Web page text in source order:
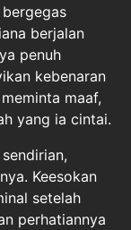
berjalan
penuh
kebenaran
maaf,
yang ia cintai.
Keesokan
setelah
perhatiannya